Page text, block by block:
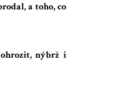
a toho, co
nýbrž i